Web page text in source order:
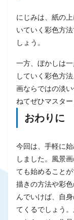
にじみは、紙の
いていく彩色方
しょう。
一方、ぼかしは
していく彩色方
画ならではの淡
ねてぜひマスター
おわりに
今回は、手軽に
しました。風景
ても始めること
描きの方法や彩
んでいけば、自
てくるでしょう